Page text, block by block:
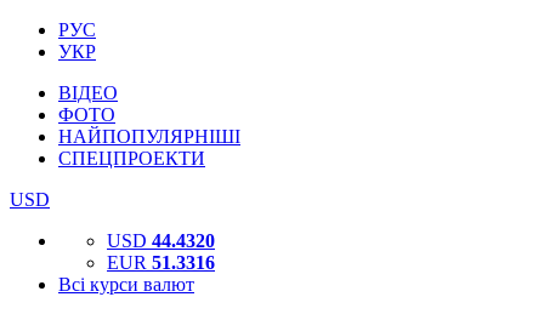
РУС
УКР
ВІДЕО
ФОТО
НАЙПОПУЛЯРНІШІ
СПЕЦПРОЕКТИ
USD
USD 44.4320
EUR 51.3316
Всі курси валют